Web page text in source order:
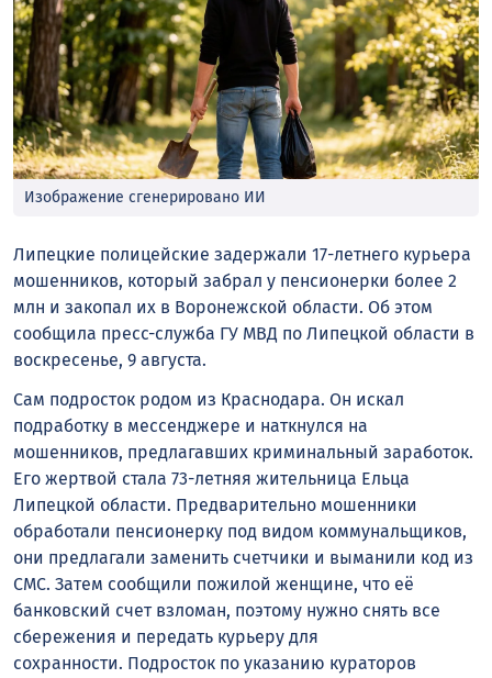
Изображение сгенерировано ИИ
Липецкие полицейские задержали 17-летнего курьера
мошенников, который забрал у пенсионерки более 2
млн и закопал их в Воронежской области. Об этом
сообщила пресс-служба ГУ МВД по Липецкой области в
воскресенье, 9 августа.
Сам подросток родом из Краснодара. Он искал
подработку в мессенджере и наткнулся на
мошенников, предлагавших криминальный заработок.
Его жертвой стала 73-летняя жительница Ельца
Липецкой области. Предварительно мошенники
обработали пенсионерку под видом коммунальщиков,
они предлагали заменить счетчики и выманили код из
СМС. Затем сообщили пожилой женщине, что её
банковский счет взломан, поэтому нужно снять все
сбережения и передать курьеру для
сохранности. Подросток по указанию кураторов